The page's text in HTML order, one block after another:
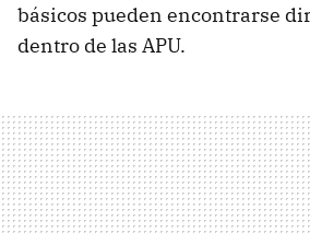
básicos pueden encontrarse
dentro de las APU.